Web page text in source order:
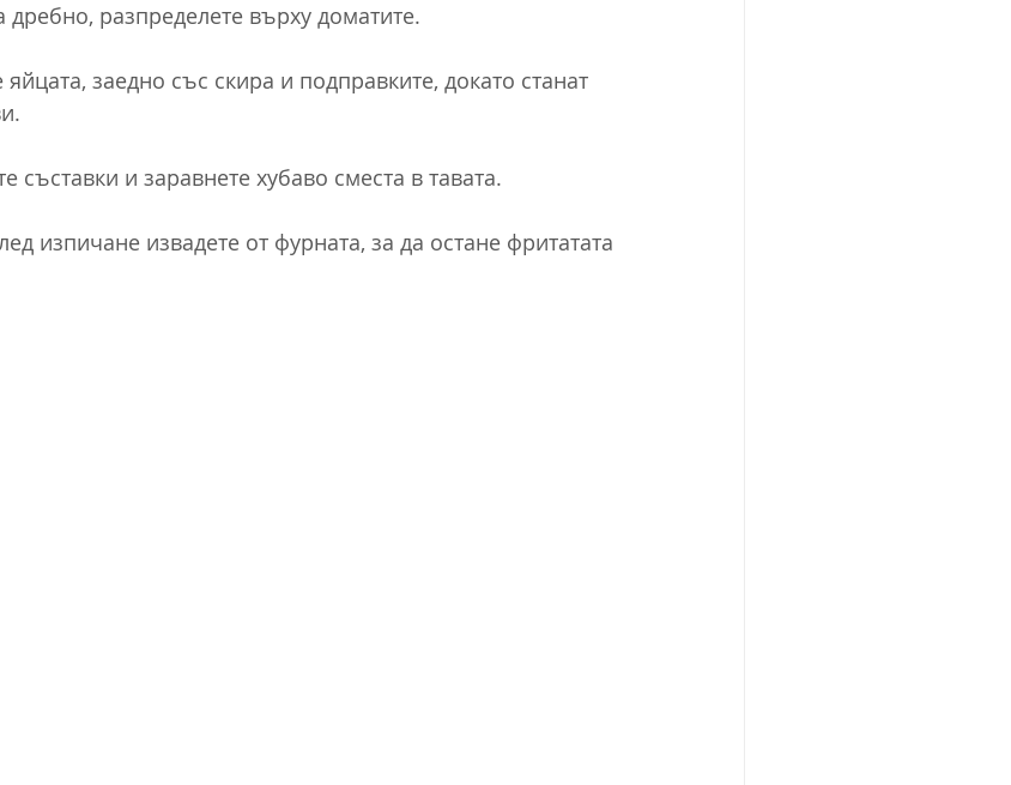
разпределете върху доматите.
заедно със скира и подправките, докато станат
съставки и заравнете хубаво сместа в тавата.
изпичане извадете от фурната, за да остане фритатата